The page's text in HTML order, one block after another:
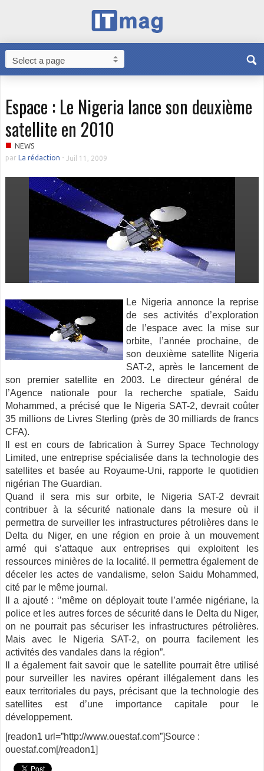
Espace : Le Nigeria lance son deuxième
satellite en 2010
■ NEWS
par La rédaction - Juil 11, 2009
Le Nigeria annonce la reprise
de ses activités d’exploration
de l’espace avec la mise sur
orbite, l’année prochaine, de
son deuxième satellite Nigeria
SAT-2, après le lancement de
son premier satellite en 2003. Le directeur général de
l’Agence nationale pour la recherche spatiale, Saidu
Mohammed, a précisé que le Nigeria SAT-2, devrait coûter
35 millions de Livres Sterling (près de 30 milliards de francs
CFA).
Il est en cours de fabrication à Surrey Space Technology
Limited, une entreprise spécialisée dans la technologie des
satellites et basée au Royaume-Uni, rapporte le quotidien
nigérian The Guardian.
Quand il sera mis sur orbite, le Nigeria SAT-2 devrait
contribuer à la sécurité nationale dans la mesure où il
permettra de surveiller les infrastructures pétrolières dans le
Delta du Niger, en une région en proie à un mouvement
armé qui s’attaque aux entreprises qui exploitent les
ressources minières de la localité. Il permettra également de
déceler les actes de vandalisme, selon Saidu Mohammed,
cité par le même journal.
Il a ajouté : ‘’même on déployait toute l’armée nigériane, la
police et les autres forces de sécurité dans le Delta du Niger,
on ne pourrait pas sécuriser les infrastructures pétrolières.
Mais avec le Nigeria SAT-2, on pourra facilement les
activités des vandales dans la région”.
Il a également fait savoir que le satellite pourrait être utilisé
pour surveiller les navires opérant illégalement dans les
eaux territoriales du pays, précisant que la technologie des
satellites est d’une importance capitale pour le
développement.
[readon1 url=”http://www.ouestaf.com”]Source :
ouestaf.com[/readon1]